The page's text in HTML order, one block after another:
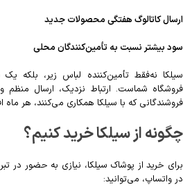
ارسال کاتالوگ هفتگی محصولات جدید
سود بیشتر نسبت به تأمین‌کنندگان محلی
سیلکا نه‌فقط تأمین‌کننده لباس زیر، بلکه
فروشگاه شماست. ارتباط نزدیک، ارسال
فروشندگانی که با سیلکا همکاری می‌کنند، هر ماه
چگونه از سیلکا خرید کنیم؟
برای خرید از پوشاک سیلکا، نیازی به حضور در
در واتساپ، می‌توانید: